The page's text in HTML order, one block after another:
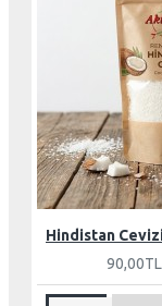
90,00TL